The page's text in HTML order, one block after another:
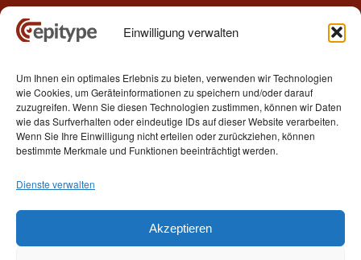
Einwilligung verwalten
Um Ihnen ein optimales Erlebnis zu bieten, verwenden wir Technologien
wie Cookies, um Geräteinformationen zu speichern und/oder darauf
zuzugreifen. Wenn Sie diesen Technologien zustimmen, können wir Daten
wie das Surfverhalten oder eindeutige IDs auf dieser Website verarbeiten.
Wenn Sie Ihre Einwilligung nicht erteilen oder zurückziehen, können
bestimmte Merkmale und Funktionen beeinträchtigt werden.
Dienste verwalten
Akzeptieren
Kontakt
Epitype GmbH
Löbstedter Str. 41
07749 Jena
Germany